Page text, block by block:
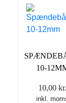
10-
10,00kr.
inkl.